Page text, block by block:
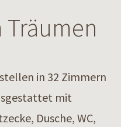
Träumen
in 32 Zimmern
mit
Dusche, WC,